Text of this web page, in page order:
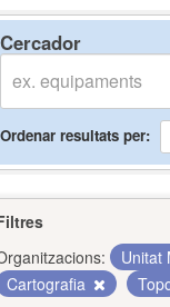
Cercador
Ordenar resultats per
Unitat
Cartografia